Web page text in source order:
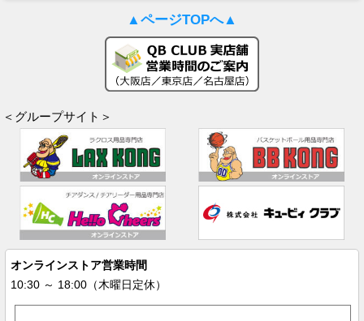
▲ページTOPへ▲
＜グループサイト＞
オンラインストア営業時間
10:30 ～ 18:00（木曜日定休）